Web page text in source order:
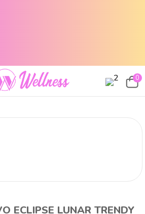
0
ECLIPSE LUNAR TRENDY